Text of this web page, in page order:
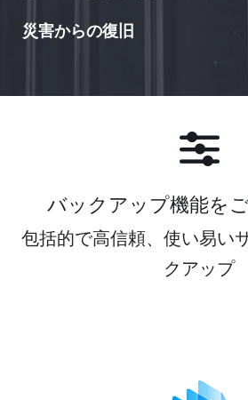
全ての物理的/仮想的、Windows/
保護。柔軟なデスティネーション設
ンにより様々なデータタイプに最適
無料トライアルをダウンロード
災害からの復旧
自動的にサーバのデータを任意の
ラウドストレージにバックアップし
バックアップ機能を
包括的で高信頼、使い易い
クアップ